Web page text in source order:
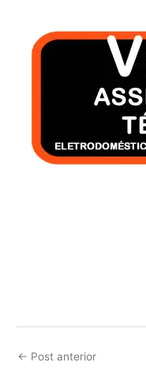
← Post anterior